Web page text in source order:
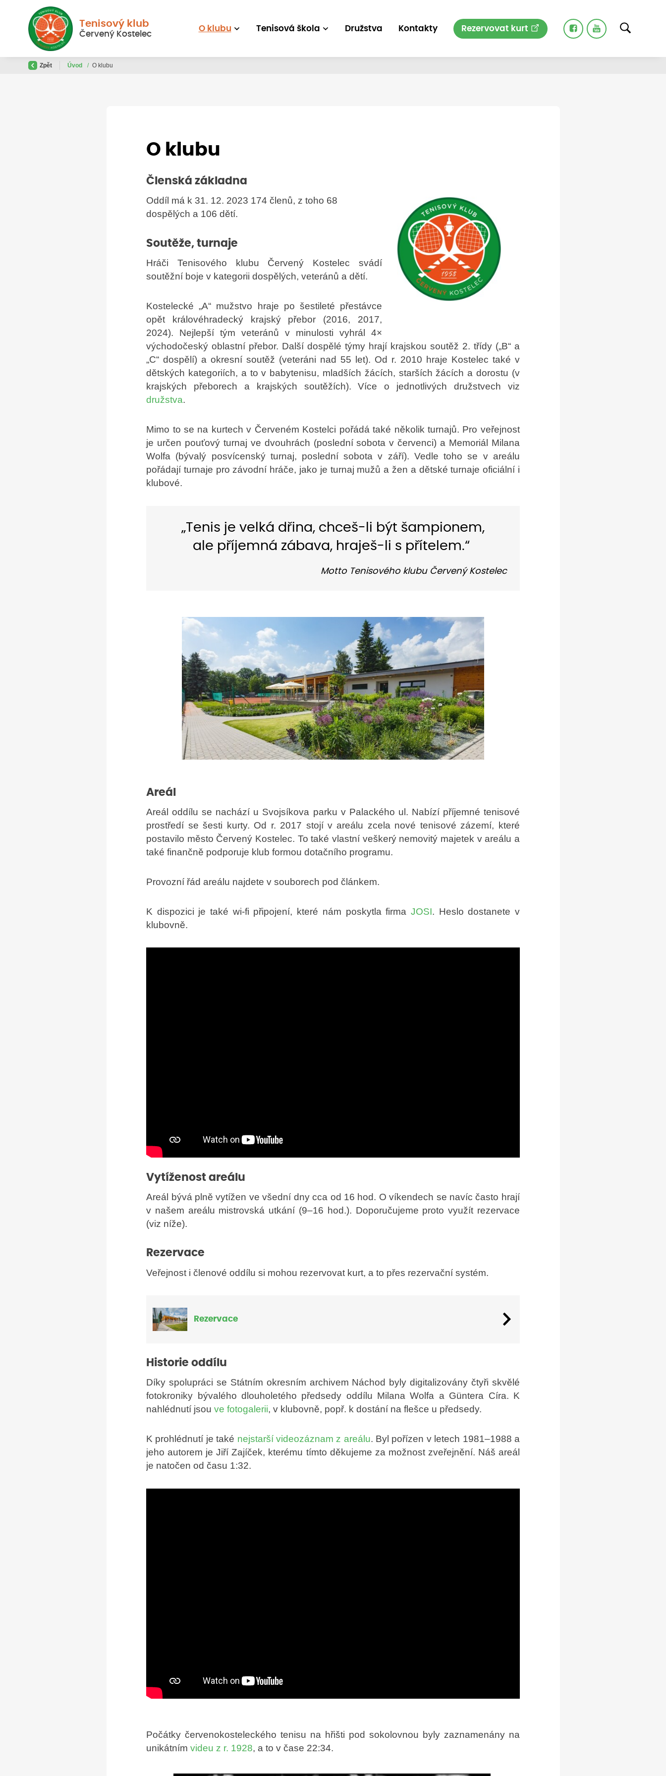
Tenisový klub
Červený Kostelec
O klubu Tenisová škola Družstva Kontakty Rezervovat kurt
Zpět Úvod / O klubu
O klubu
Členská základna
Oddíl má k 31. 12. 2023 174 členů, z toho 68
dospělých a 106 dětí.
Soutěže, turnaje
Hráči Tenisového klubu Červený Kostelec svádí
soutěžní boje v kategorii dospělých, veteránů a dětí.
Kostelecké „A“ mužstvo hraje po šestileté přestávce
opět královéhradecký krajský přebor (2016, 2017,
2024). Nejlepší tým veteránů v minulosti vyhrál 4×
východočeský oblastní přebor. Další dospělé týmy hrají krajskou soutěž 2. třídy („B“ a
„C“ dospělí) a okresní soutěž (veteráni nad 55 let). Od r. 2010 hraje Kostelec také v
dětských kategoriích, a to v babytenisu, mladších žácích, starších žácích a dorostu (v
krajských přeborech a krajských soutěžích). Více o jednotlivých družstvech viz
družstva.
Mimo to se na kurtech v Červeném Kostelci pořádá také několik turnajů. Pro veřejnost
je určen pouťový turnaj ve dvouhrách (poslední sobota v červenci) a Memoriál Milana
Wolfa (bývalý posvícenský turnaj, poslední sobota v září). Vedle toho se v areálu
pořádají turnaje pro závodní hráče, jako je turnaj mužů a žen a dětské turnaje oficiální i
klubové.
„Tenis je velká dřina, chceš-li být šampionem,
ale příjemná zábava, hraješ-li s přítelem.“
Motto Tenisového klubu Červený Kostelec
Areál
Areál oddílu se nachází u Svojsíkova parku v Palackého ul. Nabízí příjemné tenisové
prostředí se šesti kurty. Od r. 2017 stojí v areálu zcela nové tenisové zázemí, které
postavilo město Červený Kostelec. To také vlastní veškerý nemovitý majetek v areálu a
také finančně podporuje klub formou dotačního programu.
Provozní řád areálu najdete v souborech pod článkem.
K dispozici je také wi-fi připojení, které nám poskytla firma JOSI. Heslo dostanete v
klubovně.
Vytíženost areálu
Areál bývá plně vytížen ve všední dny cca od 16 hod. O víkendech se navíc často hrají
v našem areálu mistrovská utkání (9–16 hod.). Doporučujeme proto využít rezervace
(viz níže).
Rezervace
Veřejnost i členové oddílu si mohou rezervovat kurt, a to přes rezervační systém.
Rezervace
Historie oddílu
Díky spolupráci se Státním okresním archivem Náchod byly digitalizovány čtyři skvělé
fotokroniky bývalého dlouholetého předsedy oddílu Milana Wolfa a Güntera Círa. K
nahlédnutí jsouve fotogalerii, v klubovně, popř. k dostání na flešce u předsedy.
K prohlédnutí je také nejstarší videozáznam z areálu. Byl pořízen v letech 1981–1988 a
jeho autorem je Jiří Zajíček, kterému tímto děkujeme za možnost zveřejnění. Náš areál
je natočen od času 1:32.
Počátky červenokosteleckého tenisu na hřišti pod sokolovnou byly zaznamenány na
unikátnímvideu z r. 1928, a to v čase 22:34.